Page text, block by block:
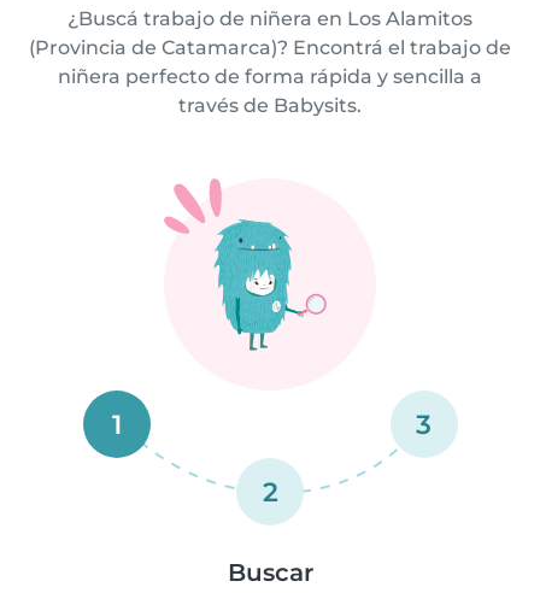
¿Buscá trabajo de niñera en Los Alamitos
(Provincia de Catamarca)? Encontrá el trabajo de
niñera perfecto de forma rápida y sencilla a
través de Babysits.
1
2
3
Buscar